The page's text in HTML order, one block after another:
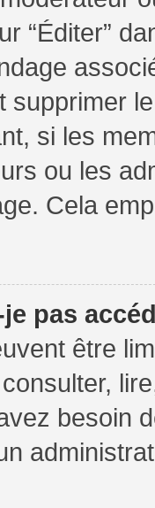
“Éditer”
supprimer
si les
ou les
Cela
pas
être
besoin